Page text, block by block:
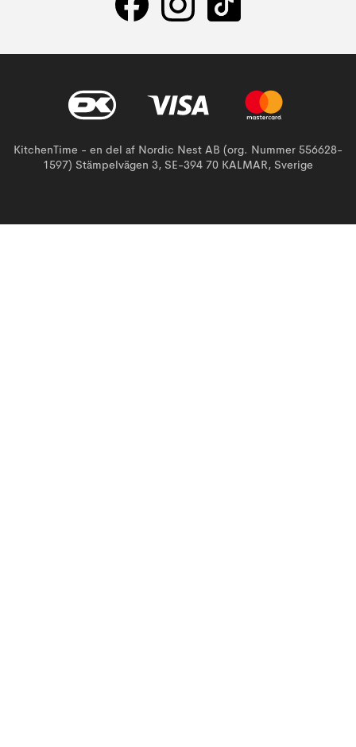
KitchenTime - en del af Nordic Nest AB (org. Nummer 556628-
1597) Stämpelvägen 3, SE-394 70 KALMAR, Sverige